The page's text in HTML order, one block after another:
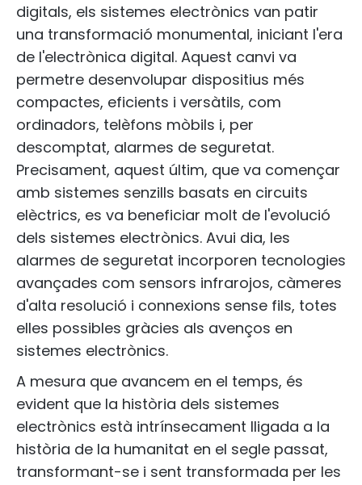
digitals, els sistemes electrònics van patir
una transformació monumental, iniciant l'era
de l'electrònica digital. Aquest canvi va
permetre desenvolupar dispositius més
compactes, eficients i versàtils, com
ordinadors, telèfons mòbils i, per
descomptat, alarmes de seguretat.
Precisament, aquest últim, que va començar
amb sistemes senzills basats en circuits
elèctrics, es va beneficiar molt de l'evolució
dels sistemes electrònics. Avui dia, les
alarmes de seguretat incorporen tecnologies
avançades com sensors infrarojos, càmeres
d'alta resolució i connexions sense fils, totes
elles possibles gràcies als avenços en
sistemes electrònics.
A mesura que avancem en el temps, és
evident que la història dels sistemes
electrònics està intrínsecament lligada a la
història de la humanitat en el segle passat,
transformant-se i sent transformada per les